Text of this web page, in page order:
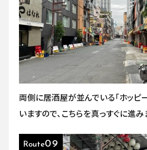
両側に居酒屋が並んでいる「ホッピ
いますので、こちらを真っすぐに進み
Route09